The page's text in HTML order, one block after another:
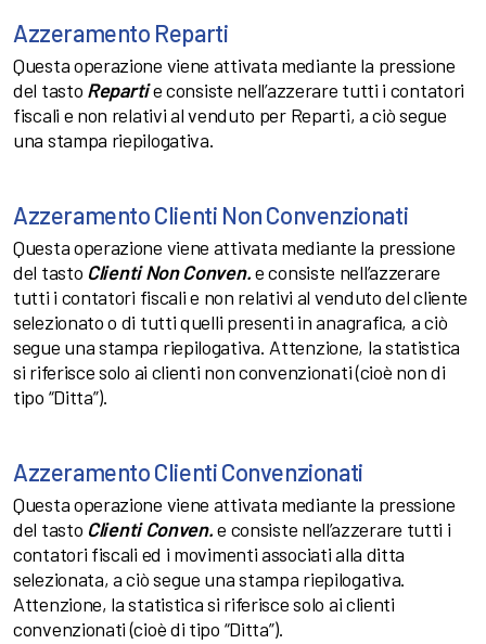
Azzeramento Reparti
Questa operazione viene attivata mediante la pressione
del tasto Repartie consiste nell’azzerare tutti i contatori
fiscali e non relativi al venduto per Reparti, a ciò segue
una stampa riepilogativa.
Azzeramento Clienti Non Convenzionati
Questa operazione viene attivata mediante la pressione
del tasto Clienti Non Conven.e consiste nell’azzerare
tutti i contatori fiscali e non relativi al venduto del cliente
selezionato o di tutti quelli presenti in anagrafica, a ciò
segue una stampa riepilogativa. Attenzione, la statistica
si riferisce solo ai clienti non convenzionati (cioè non di
tipo “Ditta”).
Azzeramento Clienti Convenzionati
Questa operazione viene attivata mediante la pressione
del tasto Clienti Conven.e consiste nell’azzerare tutti i
contatori fiscali ed i movimenti associati alla ditta
selezionata, a ciò segue una stampa riepilogativa.
Attenzione, la statistica si riferisce solo ai clienti
convenzionati (cioè di tipo “Ditta”).